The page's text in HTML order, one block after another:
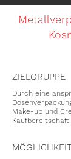
ZIELGRUPPE
Durch eine
Make-up und